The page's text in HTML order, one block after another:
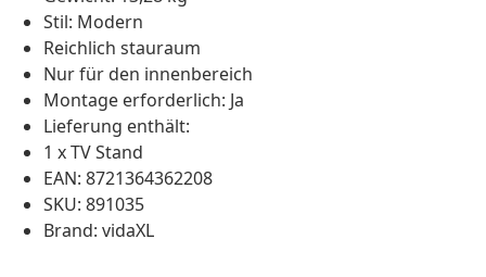
Stil: Modern
Reichlich stauraum
Nur für den innenbereich
Montage erforderlich: Ja
Lieferung enthält:
1 x TV Stand
EAN: 8721364362208
SKU: 891035
Brand: vidaXL